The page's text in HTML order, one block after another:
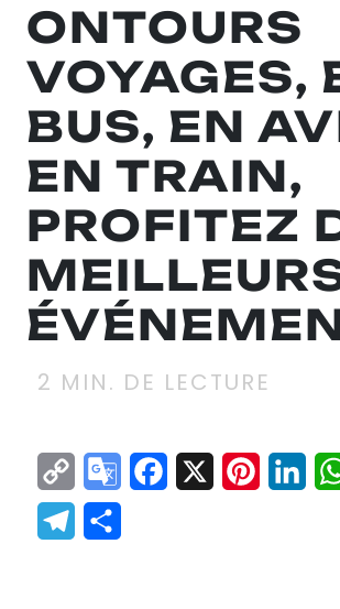
ONTOURS
VOYAGES,
BUS, EN
EN TRAIN,
PROFITEZ
2 MIN. DE LECTURE
Copy
Link
GoogleFacebook
X
Telegram